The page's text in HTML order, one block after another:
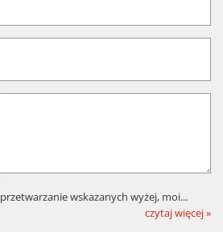
wskazanych wyżej, moi...
czytaj więcej »